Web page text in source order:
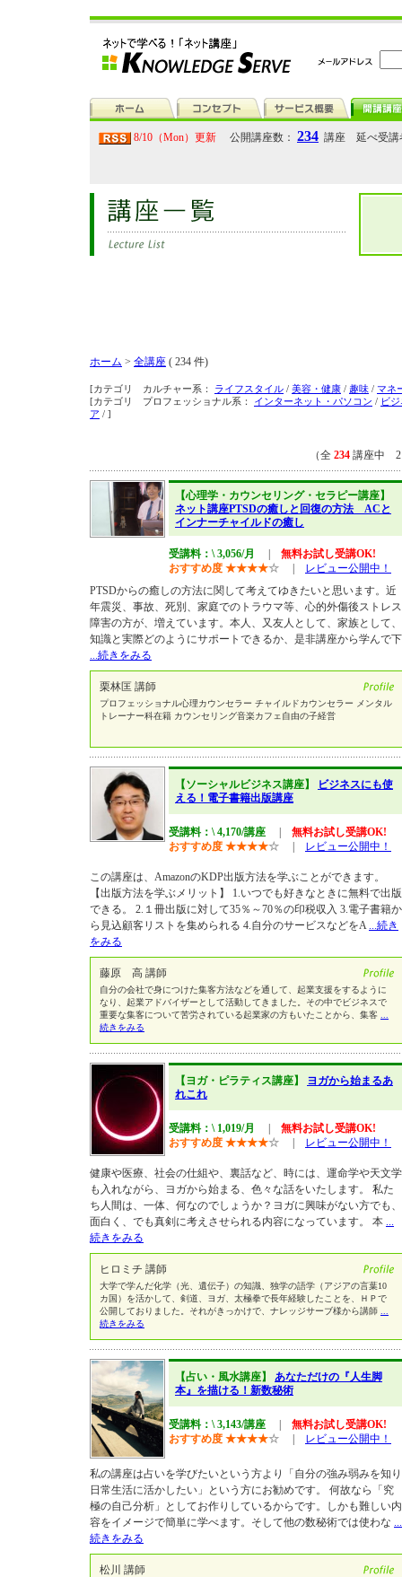
8/10（Mon）更新 公開講座数： 234 講座 延べ受講
ホーム > 全講座 ( 234 件)
[カテゴリ カルチャー系： ライフスタイル / 美容・健康 / 趣味 / マネ
[カテゴリ プロフェッショナル系： インターネット・パソコン / ビ
ア / ]
（全 234 講座中
【心理学・カウンセリング・セラピー講座】
ネット講座PTSDの癒しと回復の方法 ACと
インナーチャイルドの癒し
受講料：\ 3,056/月
無料お試し受講OK!
おすすめ度 ★★★★☆
レビュー公開中！
PTSDからの癒しの方法に関して考えてゆきたいと思います。近
年震災、事故、死別、家庭でのトラウマ等、心的外傷後ストレス
障害の方が、増えています。本人、又友人として、家族として、
知識と実際どのようにサポートできるか、是非講座から学んで下
...続きをみる
栗林匡 講師
プロフェッショナル心理カウンセラー チャイルドカウンセラー メンタル
トレーナー科在籍 カウンセリング音楽カフェ自由の子経営
【ソーシャルビジネス講座】
ビジネスにも使
える！電子書籍出版講座
受講料：\ 4,170/講座
無料お試し受講OK!
おすすめ度 ★★★★☆ レビュー公開中！
この講座は、AmazonのKDP出版方法を学ぶことができます。
【出版方法を学ぶメリット】 1.いつでも好きなときに無料で出版
できる。 2.１冊出版に対して35％～70％の印税収入 3.電子書籍か
ら見込顧客リストを集められる 4.自分のサービスなどをA ...続き
をみる
藤原 高 講師
自分の会社で身につけた集客方法などを通して、起業支援をするように
なり、起業アドバイザーとして活動してきました。その中でビジネスで
重要な集客について苦労されている起業家の方もいたことから、集客
続きをみる
【ヨガ・ピラティス講座】 ヨガから始まるあ
れこれ
受講料：\ 1,019/月
無料お試し受講OK!
おすすめ度 ★★★★☆ レビュー公開中！
健康や医療、社会の仕組や、裏話など、時には、運命学や天文学
も入れながら、ヨガから始まる、色々な話をいたします。 私た
ち人間は、一体、何なのでしょうか？ヨガに興味がない方でも、
面白く、でも真剣に考えさせられる内容になっています。 本 ...
続きをみる
ヒロミチ 講師
大学で学んだ化学（光、遺伝子）の知識、独学の語学（アジアの言葉10
カ国）を活かして、剣道、ヨガ、太極拳で長年経験したことを、ＨＰで
公開しておりました。それがきっかけで、ナレッジサーブ様から講師
続きをみる
【占い・風水講座】 あなただけの『人生脚
本』を描ける！新数秘術
受講料：\ 3,143/講座
無料お試し受講OK!
おすすめ度 ★★★★☆ レビュー公開中！
私の講座は占いを学びたいという方より「自分の強み弱みを知り
日常生活に活かしたい」という方にお勧めです。 何故なら「究
極の自己分析」としてお作りしているからです。しかも難しい内
容をイメージで簡単に学べます。そして他の数秘術では使わな ...
続きをみる
松川 講師